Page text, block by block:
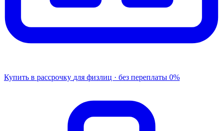
Купить в рассрочку для физлиц · без переплаты 0%